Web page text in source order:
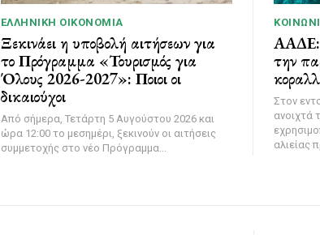
ΕΛΛΗΝΙΚΉ ΟΙΚΟΝΟΜΊΑ
Ξεκινάει η υποβολή αιτήσεων για
το Πρόγραμμα «Τουρισμός για
Όλους 2026-2027»: Ποιοι οι
δικαιούχοι
Από σήμερα, Τετάρτη 5 Αυγούστου 2026 και
ώρα 12:00 το μεσημέρι, ξεκινούν οι αιτήσεις
συμμετοχής στο νέο Πρόγραμμα...
ΑΑΔΕ:
την
Στον
ανοιχτά
αλιείας